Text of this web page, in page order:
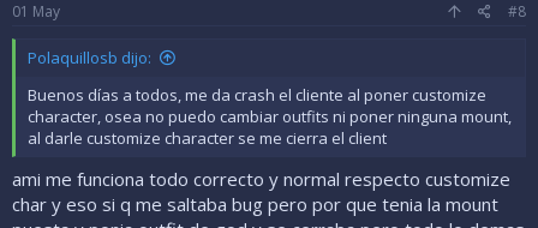
01 May #8
Polaquillosb dijo:
Buenos días a todos, me da crash el cliente al poner customize
character, osea no puedo cambiar outfits ni poner ninguna mount,
al darle customize character se me cierra el client
ami me funciona todo correcto y normal respecto customize
char y eso si q me saltaba bug pero por que tenia la mount